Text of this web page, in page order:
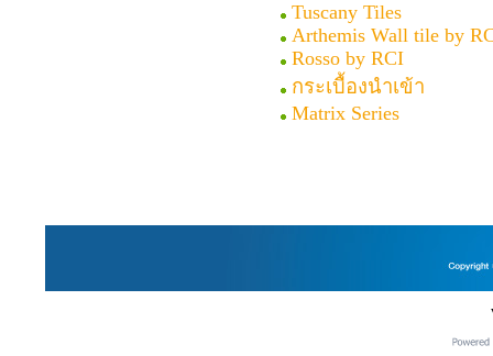
Tuscany Tiles
Arthemis Wall tile by
Rosso by RCI
กระเบื้องนำเข้า
Matrix Series